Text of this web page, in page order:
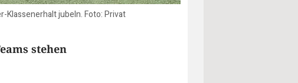
Klassenerhalt jubeln. Foto: Privat
stehen